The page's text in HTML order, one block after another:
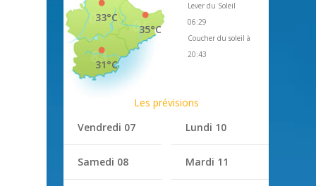
35°C
33°C
31°C
Lever du Soleil
06:29
Coucher du soleil à
20:43
Les prévisions
Vendredi 07
Samedi 08
Lundi 10
Mardi 11